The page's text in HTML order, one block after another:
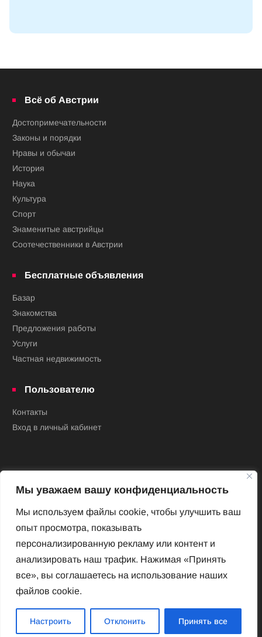
Мы уважаем вашу конфиденциальность
Мы используем файлы cookie, чтобы улучшить ваш
опыт просмотра, показывать
персонализированную рекламу или контент и
анализировать наш трафик. Нажимая «Принять
все», вы соглашаетесь на использование наших
файлов cookie.
Настроить Отклонить Принять все
Всё об Австрии
Достопримечательности
Законы и порядки
Нравы и обычаи
История
Наука
Культура
Спорт
Знаменитые австрийцы
Соотечественники в Австрии
Бесплатные объявления
Базар
Знакомства
Предложения работы
Услуги
Частная недвижимость
Пользователю
Контакты
Вход в личный кабинет
Новый Венский журнал
Архив номеров
Impressum
Новый Венский журнал